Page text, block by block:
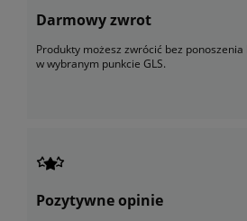
Darmowy zwrot
Produkty możesz zwrócić bez
w wybranym punkcie GLS.
Pozytywne opinie